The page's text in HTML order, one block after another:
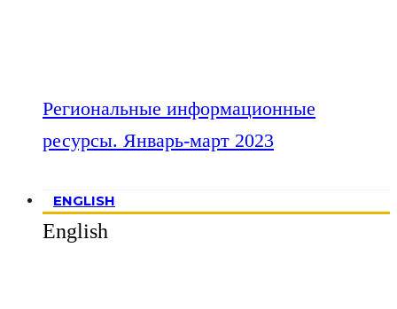
Региональные информационные
ресурсы. Январь-март 2023
ENGLISH
English